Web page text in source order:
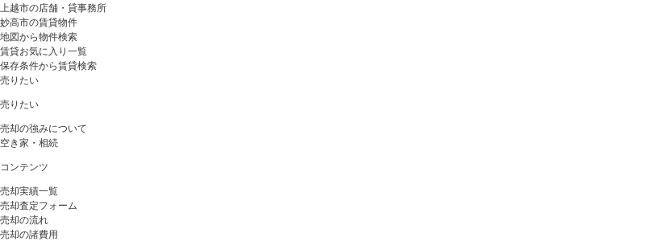
上越市の店舗・貸事務所
妙高市の賃貸物件
地図から物件検索
賃貸お気に入り一覧
保存条件から賃貸検索
売りたい
売りたい
売却の強みについて
空き家・相続
コンテンツ
売却実績一覧
売却査定フォーム
売却の流れ
売却の諸費用